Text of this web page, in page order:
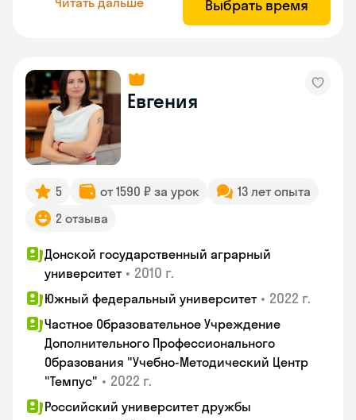
Выбрать время
Евгения
5 от 1590 ₽ за урок
13 лет опыта
2 отзыва
Донской государственный аграрный
университет • 2010 г.
Южный федеральный университет • 2022 г.
Частное Образовательное Учреждение
Дополнительного Профессионального
Образования "Учебно-Методический Центр
"Темпус" • 2022 г.
Российский университет дружбы